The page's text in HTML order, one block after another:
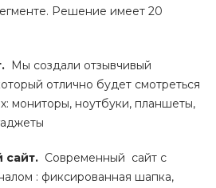
Решение имеет 20
Мы создали отзывчивый
отлично будет смотреться
мониторы, ноутбуки, планшеты,
сайт. Современный сайт с
: фиксированная шапка,